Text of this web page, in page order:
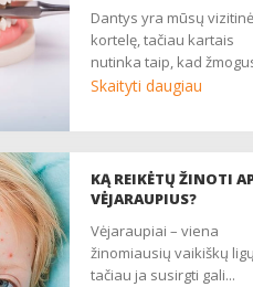
dantys yra mūsų vizitinė
kortelę, tačiau kartais
nutinka taip, kad
Skaityti daugiau
KĄ REIKĖTŲ ŽINOTI
VĖJARAUPIUS?
vėjaraupiai – viena
žinomiausių vaikiškų
tačiau ja susirgti gali...